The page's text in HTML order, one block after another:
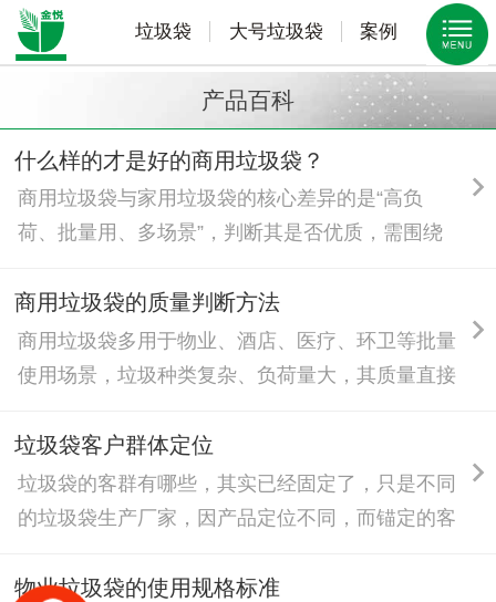
垃圾袋 大号垃圾袋 案例
产品百科
什么样的才是好的商用垃圾袋？
商用垃圾袋与家用垃圾袋的核心差异的是“高负
荷、批量用、多场景”，判断其是否优质，需围绕
比、供应保障四大核心维度考量，兼顾实用与经
济，贴合行业规范。
商用垃圾袋的质量判断方法
商用垃圾袋多用于物业、酒店、医疗、环卫等批量
使用场景，垃圾种类复杂、负荷量大，其质量直接
需专业设备，可通过“看、摸、拉、试、查”五大简
单易操作的方法，快速筛选优质产品，兼顾实用性
与经济性。
垃圾袋客户群体定位
垃圾袋的客群有哪些，其实已经固定了，只是不同
的垃圾袋生产厂家，因产品定位不同，而锚定的客
袋厂家欢迎广大客户和同行来咨询交流，我们的产
物业垃圾袋的使用规格标准